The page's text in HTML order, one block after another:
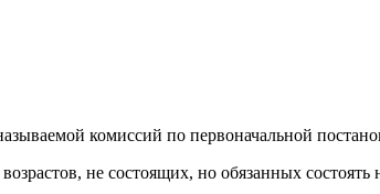
комиссий по первоначальной
не состоящих, но обязанных